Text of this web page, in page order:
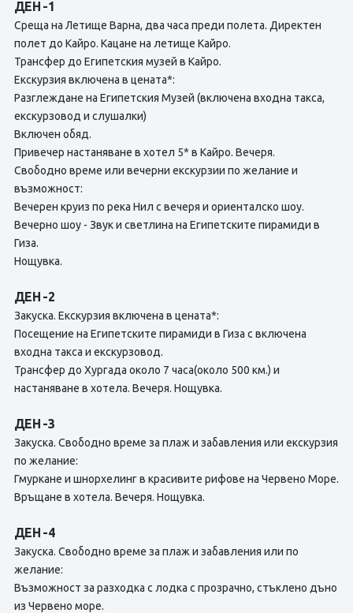
ДЕН -1
Среща на Летище Варна, два часа преди полета. Директен
полет до Кайро. Кацане на летище Кайро.
Трансфер до Египетския музей в Кайро.
Екскурзия включена в цената*:
Разглеждане на Египетския Музей (включена входна такса,
екскурзовод и слушалки)
Включен обяд.
Привечер настаняване в хотел 5* в Кайро. Вечеря.
Свободно време или вечерни екскурзии по желание и
възможност:
Вечерен круиз по река Нил с вечеря и ориенталско шоу.
Вечерно шоу - Звук и светлина на Египетските пирамиди в
Гиза.
Нощувка.
ДЕН -2
Закуска. Екскурзия включена в цената*:
Посещение на Египетските пирамиди в Гиза с включена
входна такса и екскурзовод.
Трансфер до Хургада около 7 часа(около 500 км.) и
настаняване в хотела. Вечеря. Нощувка.
ДЕН -3
Закуска. Свободно време за плаж и забавления или екскурзия
по желание:
Гмуркане и шнорхелинг в красивите рифове на Червено Море.
Връщане в хотела. Вечеря. Нощувка.
ДЕН -4
Закуска. Свободно време за плаж и забавления или по
желание:
Възможност за разходка с лодка с прозрачно, стъклено дъно
из Червено море.